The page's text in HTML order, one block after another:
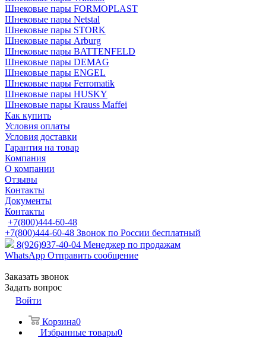
Шнековые пары FORMOPLAST
Шнековые пары Netstal
Шнековые пары STORK
Шнековые пары Arburg
Шнековые пары BATTENFELD
Шнековые пары DEMAG
Шнековые пары ENGEL
Шнековые пары Ferromatik
Шнековые пары HUSKY
Шнековые пары Krauss Maffei
Как купить
Условия оплаты
Условия доставки
Гарантия на товар
Компания
О компании
Отзывы
Контакты
Документы
Контакты
+7(800)444-60-48
+7(800)444-60-48 Звонок по России бесплатный
8(926)937-40-04 Менеджер по продажам
WhatsApp Отправить сообщение
Заказать звонок
Задать вопрос
Войти
Корзина0
Избранные товары0